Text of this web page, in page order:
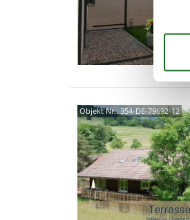
Objekt Nr.: 354-DE-79692-12